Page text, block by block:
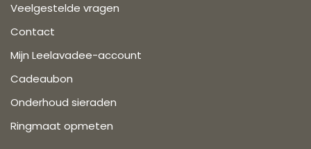
Veelgestelde vragen
Contact
Mijn Leelavadee-account
Cadeaubon
Onderhoud sieraden
Ringmaat opmeten